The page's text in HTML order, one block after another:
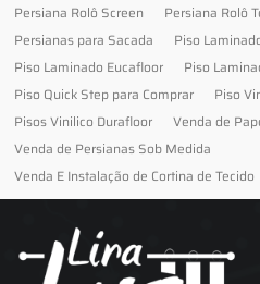
Persiana Rolô Screen
Persiana Rolô
Persianas para Sacada
Piso
Piso Laminado Eucafloor
Piso
Piso Quick Step para Comprar
Piso
Pisos Vinilico Durafloor
Venda de
Venda de Persianas Sob Medida
Venda E Instalação de Cortina de Tecido